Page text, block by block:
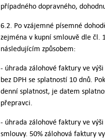
případného dopravného,
6.2. Po vzájemné písemné
zejména v kupní smlouvě dle čl.
následujícím způsobem:
- úhrada zálohové faktury ve
bez DPH se splatností 10 dnů.
denní splatnost, je datem
přepravci.
- úhrada zálohové faktury ve
smlouvy. 50% zálohová faktury